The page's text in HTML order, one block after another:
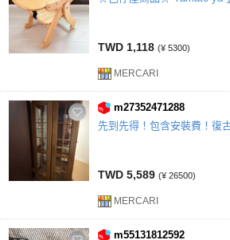
TWD 1,118 (¥ 5300)
MERCARI
m27352471288
先到先得！包含安裝費！復
TWD 5,589 (¥ 26500)
MERCARI
m55131812592